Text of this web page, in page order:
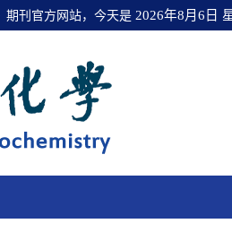
期刊官方网站，今天是 2026年8月6日